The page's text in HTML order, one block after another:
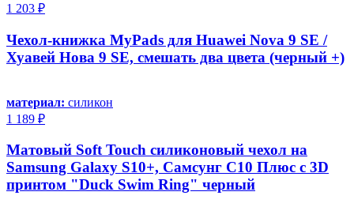
1 203 ₽
Чехол-книжка MyPads для Huawei Nova 9 SE /
Хуавей Нова 9 SE, смешать два цвета (черный +)
материал: силикон
1 189 ₽
Матовый Soft Touch силиконовый чехол на
Samsung Galaxy S10+, Самсунг С10 Плюс с 3D
принтом "Duck Swim Ring" черный